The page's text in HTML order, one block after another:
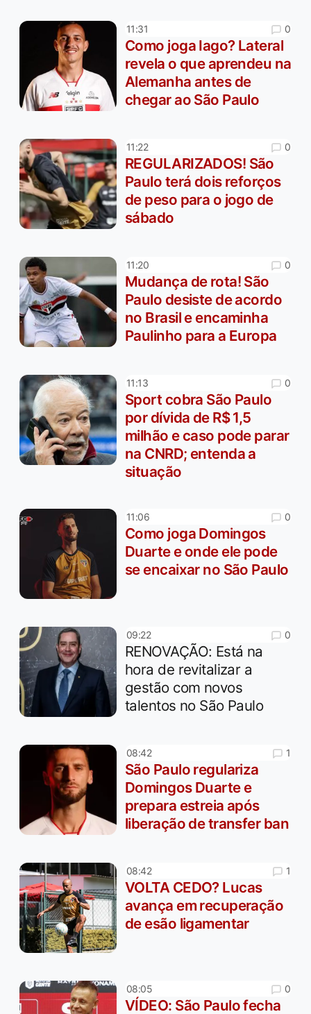
11:31 0
Como joga Iago? Lateral
revela o que aprendeu na
Alemanha antes de
chegar ao São Paulo
11:22 0
REGULARIZADOS! São
Paulo terá dois reforços
de peso para o jogo de
sábado
11:20 0
Mudança de rota! São
Paulo desiste de acordo
no Brasil e encaminha
Paulinho para a Europa
11:13 0
Sport cobra São Paulo
por dívida de R$ 1,5
milhão e caso pode parar
na CNRD; entenda a
situação
11:06 0
Como joga Domingos
Duarte e onde ele pode
se encaixar no São Paulo
09:22 0
RENOVAÇÃO: Está na
hora de revitalizar a
gestão com novos
talentos no São Paulo
08:42 1
São Paulo regulariza
Domingos Duarte e
prepara estreia após
liberação de transfer ban
08:42 1
VOLTA CEDO? Lucas
avança em recuperação
de esão ligamentar
08:05 0
VÍDEO: São Paulo fecha